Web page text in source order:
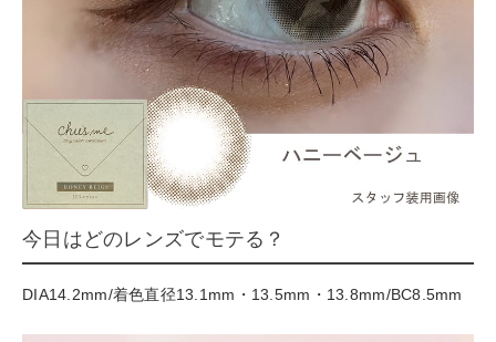
今日はどのレンズでモテる？
DIA14.2mm/着色直径13.1mm・13.5mm・13.8mm/BC8.5mm